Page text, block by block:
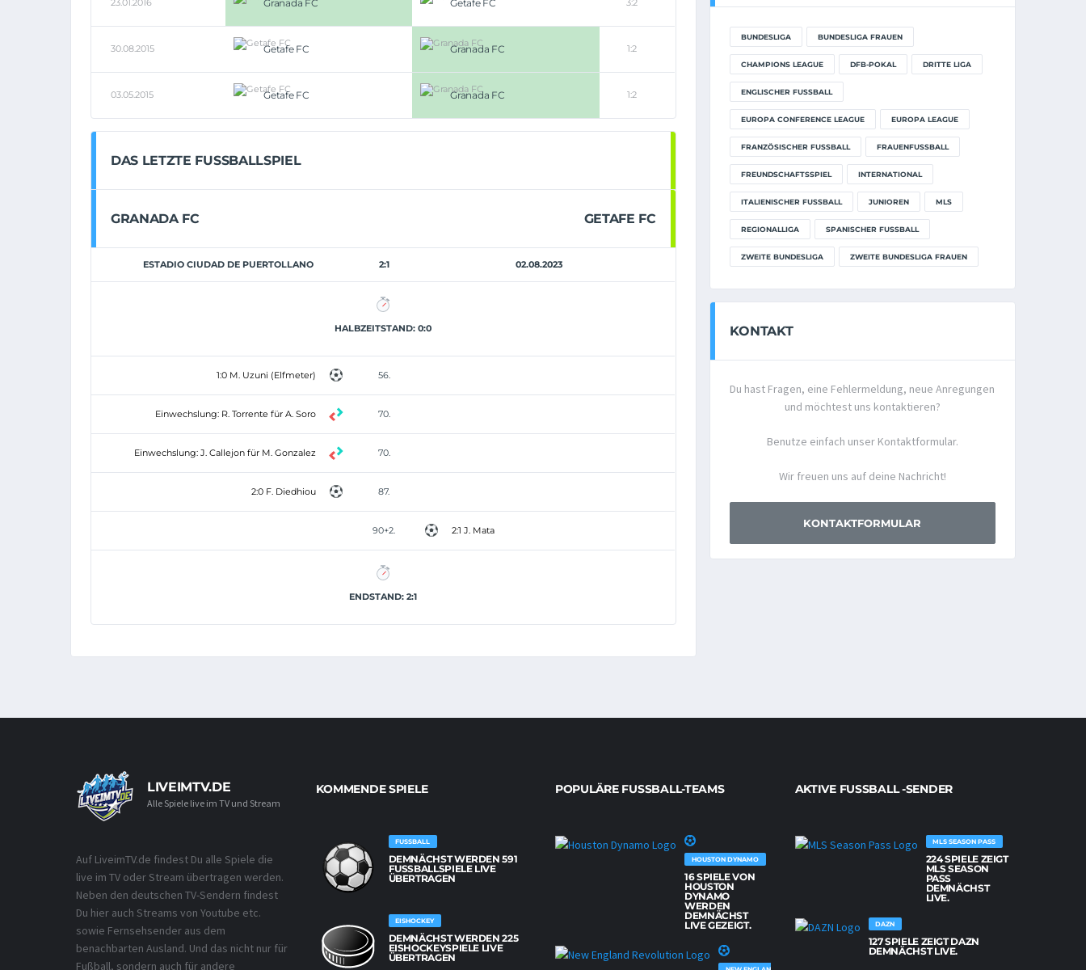
Granada FC Getafe FC
30.08.2015 Getafe FC Granada FC 1:2
03.05.2015 Getafe FC Granada FC 1:2
DAS LETZTE FUSSBALLSPIEL
GRANADA FC GETAFE FC
ESTADIO CIUDAD DE PUERTOLLANO 2:1 02.08.2023
HALBZEITSTAND: 0:0
1:0 M. Uzuni (Elfmeter) 56.
Einwechslung: R. Torrente für A. Soro 70.
Einwechslung: J. Callejon für M. Gonzalez 70.
2:0 F. Diedhiou 87.
90+2. 2:1 J. Mata
ENDSTAND: 2:1
BUNDESLIGA BUNDESLIGA FRAUEN
CHAMPIONS LEAGUE DFB-POKAL DRITTE LIGA
ENGLISCHER FUSSBALL
EUROPA CONFERENCE LEAGUE EUROPA LEAGUE
FRANZÖSISCHER FUSSBALL FRAUENFUSSBALL
FREUNDSCHAFTSSPIEL INTERNATIONAL
ITALIENISCHER FUSSBALL JUNIOREN MLS
REGIONALLIGA SPANISCHER FUSSBALL
ZWEITE BUNDESLIGA ZWEITE BUNDESLIGA FRAUEN
KONTAKT
Du hast Fragen, eine Fehlermeldung, neue Anregungen
und möchtest uns kontaktieren?
Benutze einfach unser Kontaktformular.
Wir freuen uns auf deine Nachricht!
KONTAKTFORMULAR
LIVEIMTV.DE
Alle Spiele live im TV und Stream
Auf LiveimTV.de findest Du alle Spiele die
live im TV oder Stream übertragen werden.
Neben den deutschen TV-Sendern findest
Du hier auch Streams von Youtube etc.
sowie Fernsehsender aus dem
benachbarten Ausland. Und das nicht nur für
Fußball, sondern auch für andere
KOMMENDE SPIELE
FUSSBALL
DEMNÄCHST WERDEN 591
FUSSBALLSPIELE LIVE Ü
BERTRAGEN
EISHOCKEY
DEMNÄCHST WERDEN 225
EISHOCKEYSPIELE LIVE
ÜBERTRAGEN
POPULÄRE FUSSBALL-TEAMS
HOUSTON DYNAMO
16 SPIELE VON
HOUSTON
DYNAMO
WERDEN
DEMNÄCHST
LIVE GEZEIGT.
AKTIVE FUSSBALL -SENDER
MLS SEASON PASS
224 SPIELE ZEIGT
MLS SEASON
PASS
DEMNÄCHST
LIVE.
DAZN
127 SPIELE ZEIGT DAZN
DEMNÄCHST LIVE.